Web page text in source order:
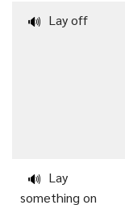
🔊 Lay off
🔊 Lay
something on